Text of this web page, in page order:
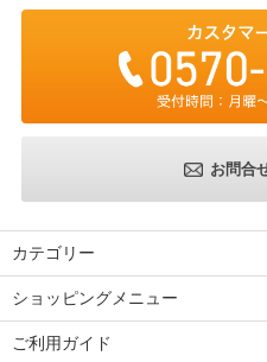
お問合
カテゴリー
ショッピングメニュー
ご利用ガイド